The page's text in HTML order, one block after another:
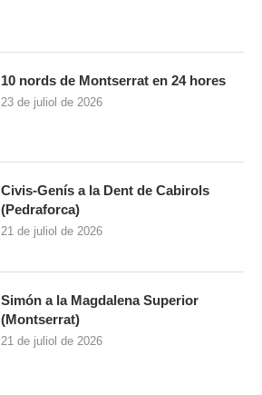
10 nords de Montserrat en 24 hores
23 de juliol de 2026
Civis-Genís a la Dent de Cabirols
(Pedraforca)
21 de juliol de 2026
Simón a la Magdalena Superior
(Montserrat)
21 de juliol de 2026